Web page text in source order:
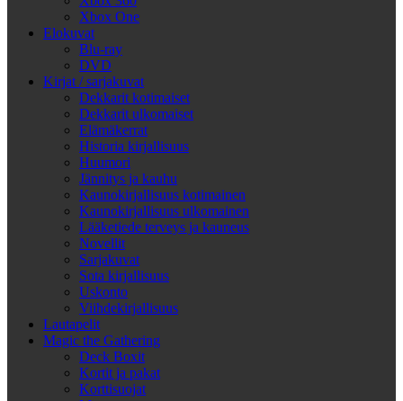
Xbox One
Elokuvat
Blu-ray
DVD
Kirjat / sarjakuvat
Dekkarit kotimaiset
Dekkarit ulkomaiset
Elämäkerrat
Historia kirjallisuus
Huumori
Jännitys ja kauhu
Kaunokirjallisuus kotimainen
Kaunokirjallisuus ulkomainen
Lääketiede terveys ja kauneus
Novellit
Sarjakuvat
Sota kirjallisuus
Uskonto
Viihdekirjallisuus
Lautapelit
Magic the Gathering
Deck Boxit
Kortit ja pakat
Korttisuojat